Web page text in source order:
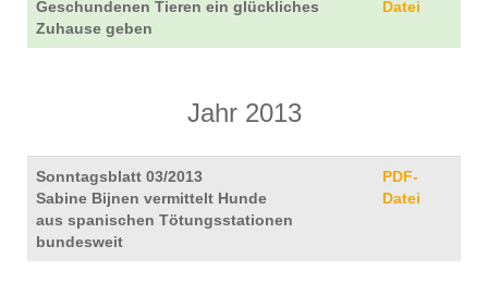
Geschundenen Tieren ein glückliches
Zuhause geben
Datei
Jahr 2013
Sonntagsblatt 03/2013
Sabine Bijnen vermittelt Hunde
aus spanischen Tötungsstationen
bundesweit
PDF-
Datei